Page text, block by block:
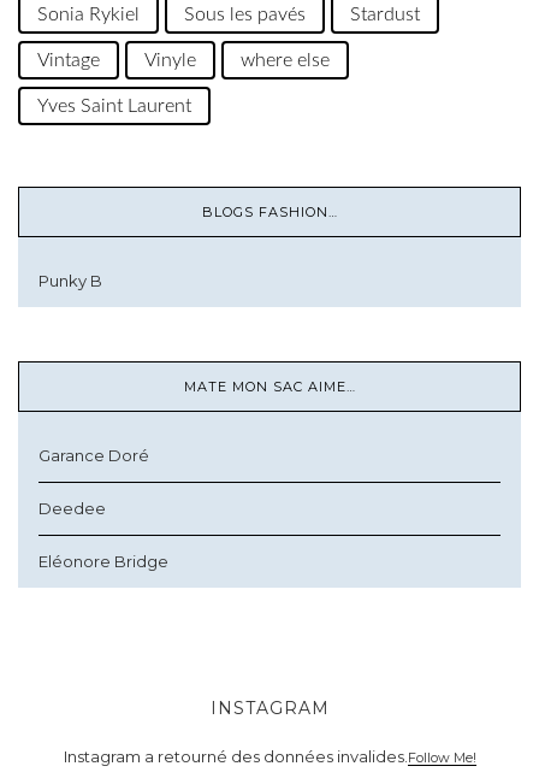
Sonia Rykiel Sous les pavés Stardust
Vintage Vinyle where else
Yves Saint Laurent
BLOGS FASHION…
Punky B
MATE MON SAC AIME…
Garance Doré
Deedee
Eléonore Bridge
INSTAGRAM
Instagram a retourné des données invalides. Follow Me!